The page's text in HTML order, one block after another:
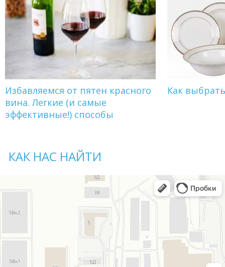
Избавляемся от пятен красного
вина. Легкие (и самые
эффективные!) способы
Как
КАК НАС НАЙТИ